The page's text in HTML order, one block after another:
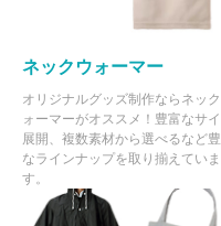
ネックウォーマー
オリジナルグッズ制作ならネッ
ォーマーがオススメ！豊富なサ
展開、複数素材から選べるなど
なラインナップを取り揃えていま
す。